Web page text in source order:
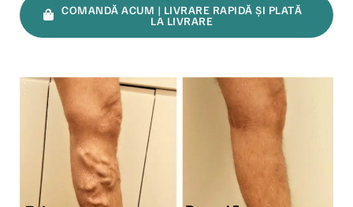
COMANDĂ ACUM | LIVRARE RAPIDĂ ȘI PLATĂ
LA LIVRARE